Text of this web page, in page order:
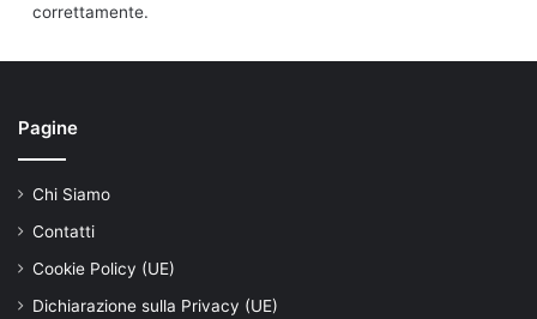
correttamente.
Pagine
Chi Siamo
Contatti
Cookie Policy (UE)
Dichiarazione sulla Privacy (UE)